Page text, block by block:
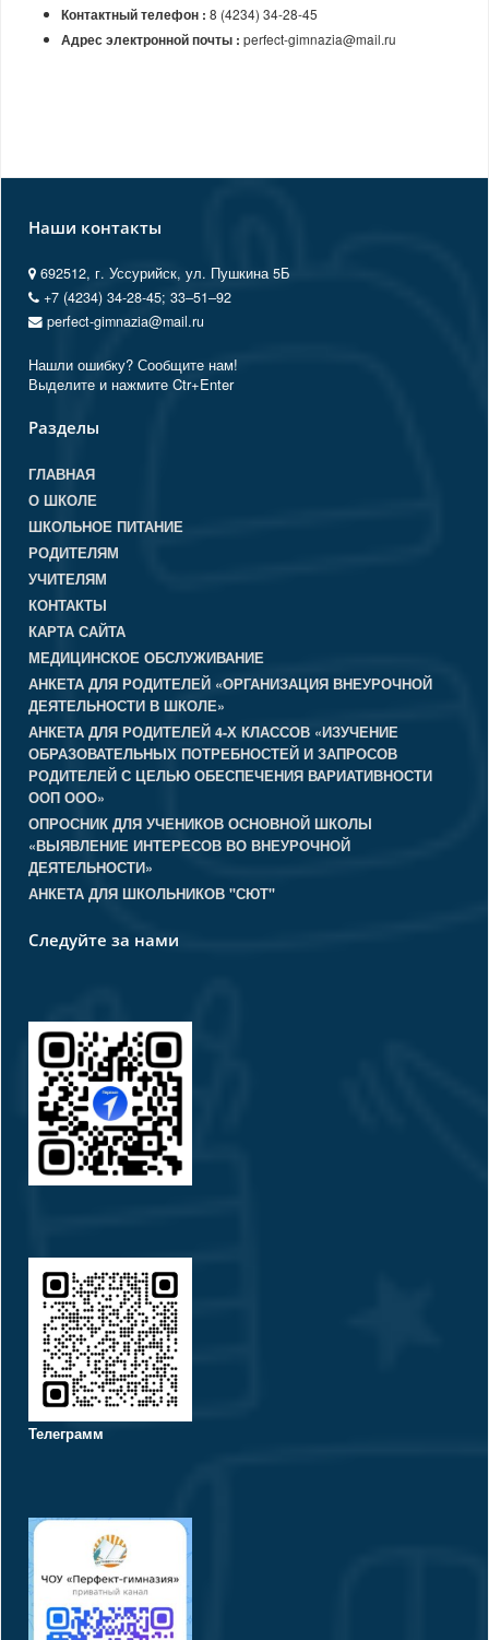
Контактный телефон : 8 (4234) 34-28-45
Адрес электронной почты : perfect-gimnazia@mail.ru
Наши контакты
692512, г. Уссурийск, ул. Пушкина 5Б
+7 (4234) 34-28-45; 33‒51‒92
perfect-gimnazia@mail.ru
Нашли ошибку? Сообщите нам!
Выделите и нажмите Ctr+Enter
Разделы
ГЛАВНАЯ
О ШКОЛЕ
ШКОЛЬНОЕ ПИТАНИЕ
РОДИТЕЛЯМ
УЧИТЕЛЯМ
КОНТАКТЫ
КАРТА САЙТА
МЕДИЦИНСКОЕ ОБСЛУЖИВАНИЕ
АНКЕТА ДЛЯ РОДИТЕЛЕЙ «ОРГАНИЗАЦИЯ ВНЕУРОЧНОЙ
ДЕЯТЕЛЬНОСТИ В ШКОЛЕ»
АНКЕТА ДЛЯ РОДИТЕЛЕЙ 4-Х КЛАССОВ «ИЗУЧЕНИЕ
ОБРАЗОВАТЕЛЬНЫХ ПОТРЕБНОСТЕЙ И ЗАПРОСОВ
РОДИТЕЛЕЙ С ЦЕЛЬЮ ОБЕСПЕЧЕНИЯ ВАРИАТИВНОСТИ
ООП ООО»
ОПРОСНИК ДЛЯ УЧЕНИКОВ ОСНОВНОЙ ШКОЛЫ
«ВЫЯВЛЕНИЕ ИНТЕРЕСОВ ВО ВНЕУРОЧНОЙ
ДЕЯТЕЛЬНОСТИ»
АНКЕТА ДЛЯ ШКОЛЬНИКОВ "СЮТ"
Следуйте за нами
Телеграмм